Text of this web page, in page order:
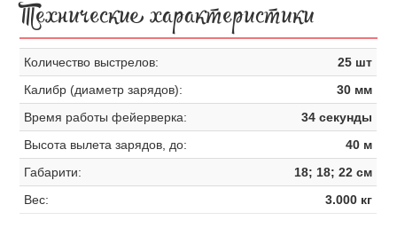
Технические характеристики
Количество выстрелов:
25 шт
Калибр (диаметр зарядов):
30 мм
Время работы фейерверка:
34 секунды
Высота вылета зарядов, до:
40 м
Габарити:
18; 18; 22 см
Вес:
3.000 кг